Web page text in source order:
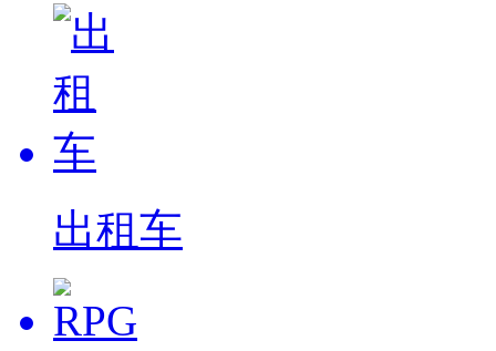
出租车